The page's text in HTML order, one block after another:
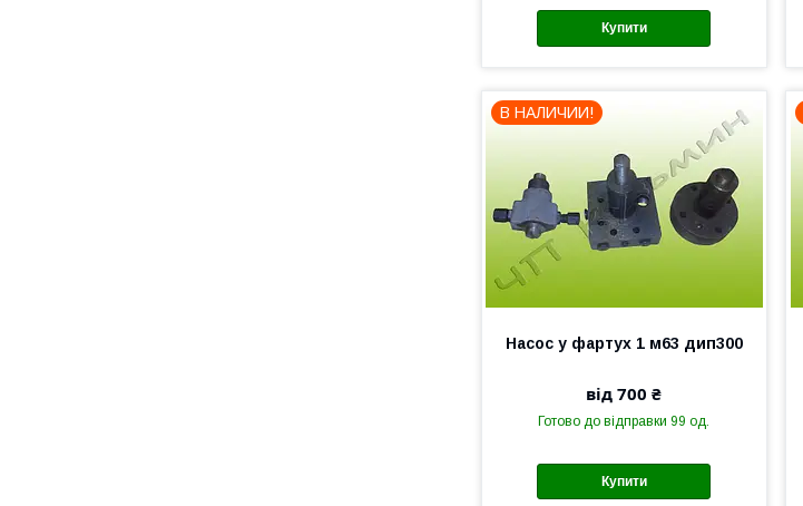
Купити
В НАЛИЧИИ!
Насос у фартух 1 м63 дип300
від 700 ₴
Готово до відправки 99 од.
Купити